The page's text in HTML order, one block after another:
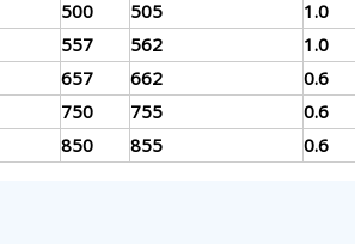
500 505 1.0
557 562 1.0
657 662 0.6
750 755 0.6
850 855 0.6